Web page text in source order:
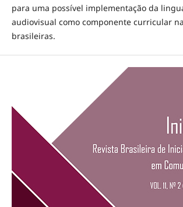
para uma possível implementação da
audiovisual como componente curricular
brasileiras.